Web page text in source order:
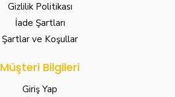
Gizlilik Politikası
İade Şartları
Şartlar ve Koşullar
Müşteri Bilgileri
Giriş Yap